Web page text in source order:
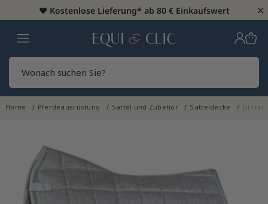
♥️ Kostenlose Lieferung* ab 80 € Einkaufswert ×
Heim
Home Pferdeausrüstung Sattel und Zubehör Satteldecke Glitter